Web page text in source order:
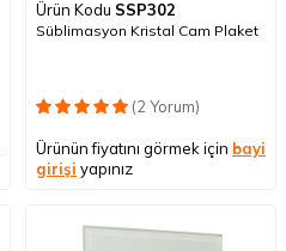
Ürün Kodu SSP302
Süblimasyon Kristal Cam Plaket
(2 Yorum)
Ürünün fiyatını görmek için bayi
girişi yapınız